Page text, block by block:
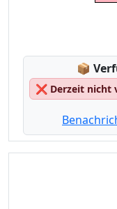
📦
❌ Derzeit nicht